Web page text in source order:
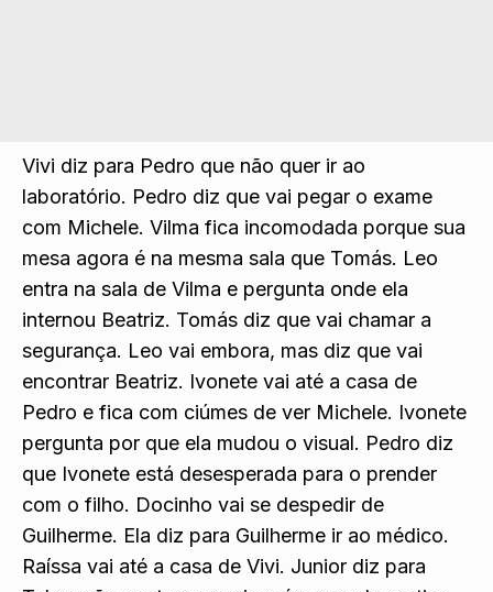
Vivi diz para Pedro que não quer ir ao
laboratório. Pedro diz que vai pegar o exame
com Michele. Vilma fica incomodada porque sua
mesa agora é na mesma sala que Tomás. Leo
entra na sala de Vilma e pergunta onde ela
internou Beatriz. Tomás diz que vai chamar a
segurança. Leo vai embora, mas diz que vai
encontrar Beatriz. Ivonete vai até a casa de
Pedro e fica com ciúmes de ver Michele. Ivonete
pergunta por que ela mudou o visual. Pedro diz
que Ivonete está desesperada para o prender
com o filho. Docinho vai se despedir de
Guilherme. Ela diz para Guilherme ir ao médico.